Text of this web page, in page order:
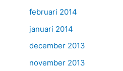
februari 2014
januari 2014
december 2013
november 2013